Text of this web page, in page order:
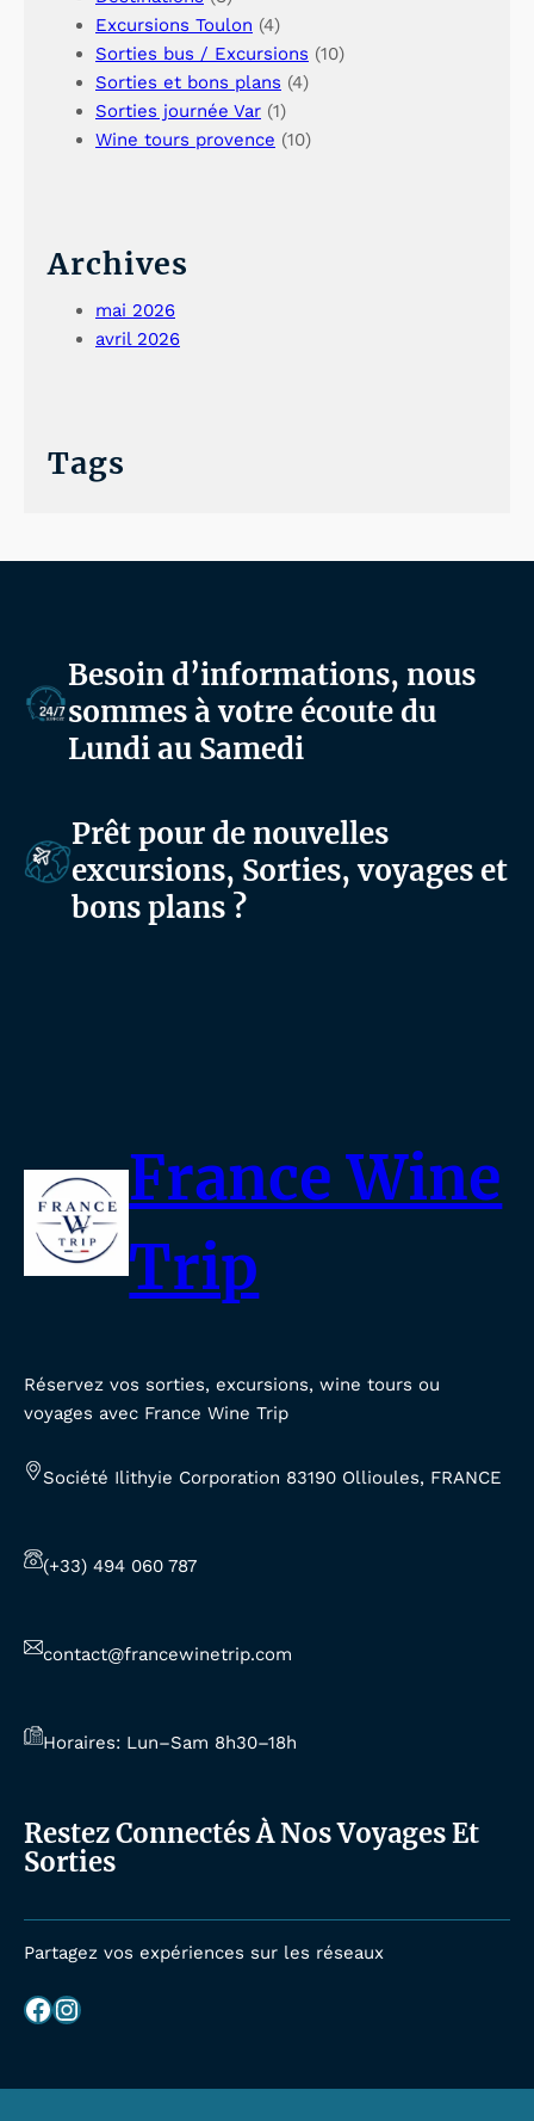
Excursions Toulon (4)
Sorties bus / Excursions (10)
Sorties et bons plans (4)
Sorties journée Var (1)
Wine tours provence (10)
Archives
mai 2026
avril 2026
Tags
Besoin d’informations, nous
sommes à votre écoute du
Lundi au Samedi
Prêt pour de nouvelles
excursions, Sorties, voyages et
bons plans ?
France Wine
Trip
Réservez vos sorties, excursions, wine tours ou
voyages avec France Wine Trip
Société Ilithyie Corporation 83190 Ollioules, FRANCE
(+33) 494 060 787
contact@francewinetrip.com
Horaires: Lun–Sam 8h30–18h
Restez Connectés À Nos Voyages Et
Sorties
Partagez vos expériences sur les réseaux
Facebook Instagram